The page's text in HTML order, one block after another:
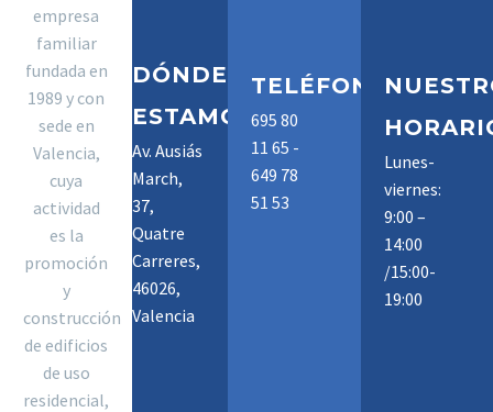
empresa
familiar
fundada en
1989 y con
sede en
Valencia,
cuya
actividad
es la
promoción
y
construcción
de edificios
de uso
residencial,
DÓNDE
ESTAMOS
Av. Ausiás
March,
37,
Quatre
Carreres,
46026,
Valencia
TELÉFONOS
695 80
11 65 -
649 78
51 53
Lunes-
viernes:
9:00 –
14:00
/15:00-
19:00